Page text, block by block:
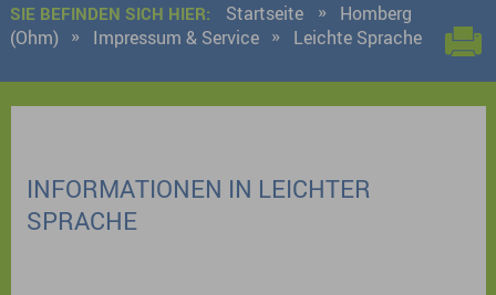
SIE BEFINDEN SICH HIER: Startseite
Homberg
(Ohm)
Impressum & Service Leichte Sprache
INFORMATIONEN IN LEICHTER
SPRACHE